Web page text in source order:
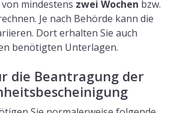
mindestens zwei Wochen bzw.
Je nach Behörde kann die
Dort erhalten Sie auch
benötigten Unterlagen.
die Beantragung der